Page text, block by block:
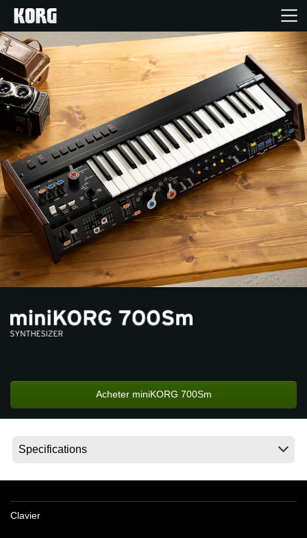
Accueil
Produits
Extras
Evénements
Support
Où acheter ?
News
A propos de Korg
Acheter miniKORG 700Sm
Clavier